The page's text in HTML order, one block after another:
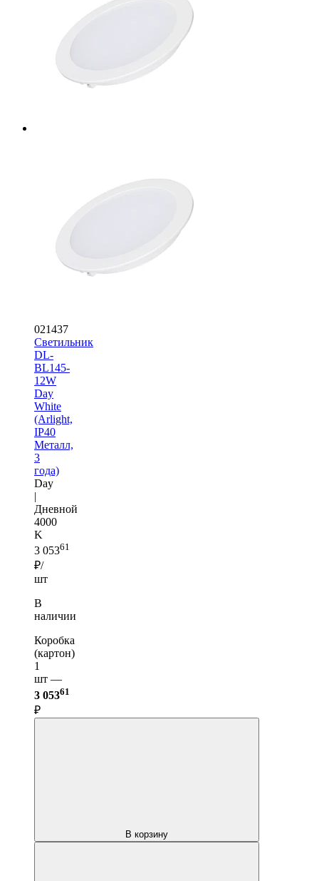
021437
Светильник
DL-
BL145-
12W
Day
White
(Arlight,
IP40
Металл,
3
года)
Day
|
Дневной
4000
K
3 05361
₽/
шт
В
наличии
Коробка
(картон)
1
шт —
3 05361
₽
В корзину